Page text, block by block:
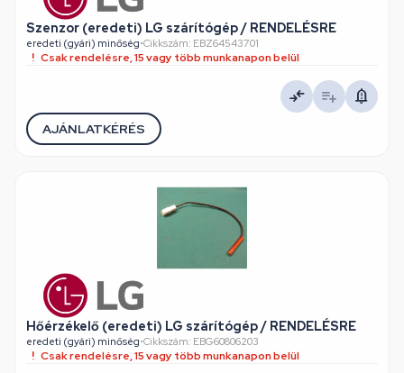
Szenzor (eredeti) LG szárítógép / RENDELÉSRE
eredeti (gyári) minőség•Cikkszám: EBZ64543701
Csak rendelésre, 15 vagy több munkanapon belül
AJÁNLATKÉRÉS
Hőérzékelő (eredeti) LG szárítógép / RENDELÉSRE
eredeti (gyári) minőség•Cikkszám: EBG60806203
Csak rendelésre, 15 vagy több munkanapon belül